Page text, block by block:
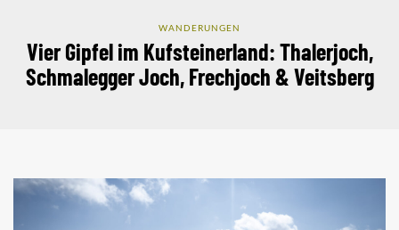
WANDERUNGEN
Vier Gipfel im Kufsteinerland: Thalerjoch,
Schmalegger Joch, Frechjoch & Veitsberg